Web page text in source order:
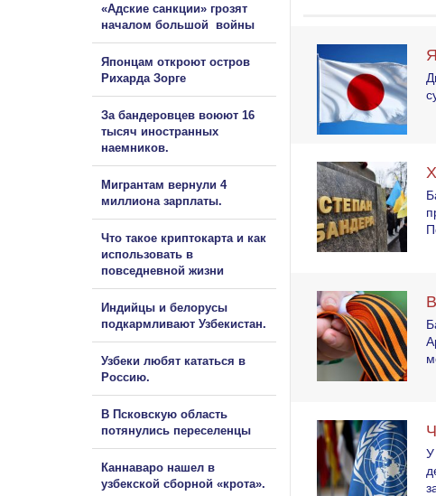
У
«Адские санкции» грозят
началом большой войны
Японцам откроют остров
Рихарда Зорге
За бандеровцев воюют 16
тысяч иностранных
наемников.
Мигрантам вернули 4
миллиона зарплаты.
Что такое криптокарта и как
использовать в
повседневной жизни
Индийцы и белорусы
подкармливают Узбекистан.
Узбеки любят кататься в
Россию.
В Псковскую область
потянулись переселенцы
Каннаваро нашел в
узбекской сборной «крота».